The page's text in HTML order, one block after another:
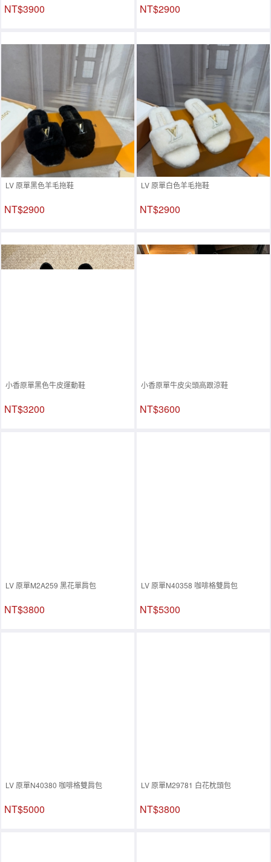
NT$3900 NT$2900
LV 原單黑色羊毛拖鞋
NT$2900
LV 原單白色羊毛拖鞋
NT$2900
小香原單黑色牛皮運動鞋
NT$3200
小香原單牛皮尖頭高跟涼鞋
NT$3600
LV 原單M2A259 黑花單肩包
NT$3800
LV 原單N40358 咖啡格雙肩包
NT$5300
LV 原單N40380 咖啡格雙肩包
NT$5000
LV 原單M29781 白花枕頭包
NT$3800